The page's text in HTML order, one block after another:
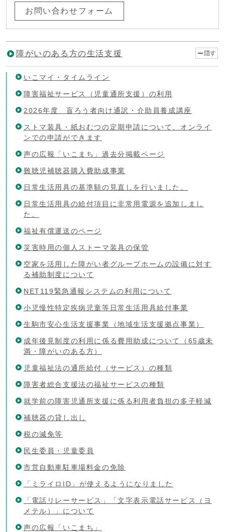
お問い合わせフォーム
障がいのある方の生活支援 隠す
いこマイ・タイムライン
障害福祉サービス（児童通所支援）の利用
2026年度 盲ろう者向け通訳・介助員養成講座
ストマ装具・紙おむつの定期申請について、オンライ
ンでの申請ができます
声の広報「いこまち」過去分掲載ページ
難聴児補聴器購入費助成事業
日常生活用具の基準額の見直しを行いました。
日常生活用具の給付項目に非常用電源を追加しまし
た。
福祉有償運送のページ
災害時用の個人ストーマ装具の保管
空家を活用した障がい者グループホームの設備に対す
る補助制度について
NET119緊急通報システムの利用について
小児慢性特定疾病児童等日常生活用具給付事業
生駒市安心生活支援事業（地域生活支援拠点事業）
成年後見制度の利用に係る費用助成について（65歳未
満・障がいのある方）
児童福祉法の通所給付（サービス）の種類
障害者総合支援法の福祉サービスの種類
就学前の障害児通所支援に係る利用者負担の多子軽減
補聴器の貸し出し
税の減免等
民生委員・児童委員
市営自動車駐車場料金の免除
「ミライロID」が使えるようになりました
「電話リレーサービス」「文字表示電話サービス（ヨ
メテル）」について
声の広報「いこまち」